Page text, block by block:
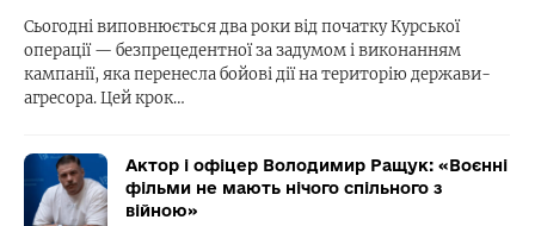
Сьогодні виповнюється два роки від початку Курської
операції — безпрецедентної за задумом і виконанням
кампанії, яка перенесла бойові дії на територію держави-
агресора. Цей крок…
Актор і офіцер Володимир Ращук: «Воєнні
фільми не мають нічого спільного з
війною»